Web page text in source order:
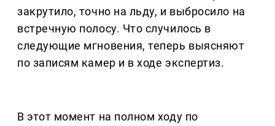
закрутило, точно на льду, и выбросило на
встречную полосу. Что случилось в
следующие мгновения, теперь выясняют
по записям камер и в ходе экспертиз.
В этот момент на полном ходу по